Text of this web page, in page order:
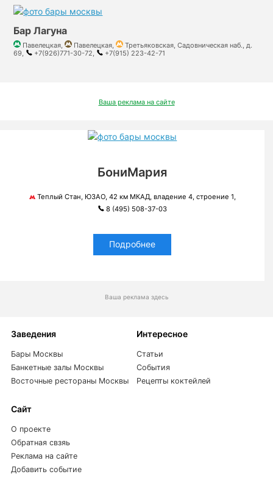
Бар Лагуна
Павелецкая, Павелецкая,
Третьяковская, Садовническая наб., д.
69,
+7(926)771-30-72, +7(915) 223-42-71
Ваша реклама на сайте
БониМария
Теплый Стан, ЮЗАО, 42 км МКАД, владение 4, строение 1,
8 (495) 508-37-03
Подробнее
Ваша реклама здесь
Заведения
Бары Москвы
Банкетные залы Москвы
Восточные рестораны Москвы
Интересное
Статьи
События
Рецепты коктейлей
Сайт
О проекте
Обратная свзяь
Реклама на сайте
Добавить событие